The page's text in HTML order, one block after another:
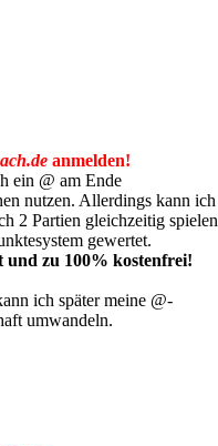
anmelden!
ein @ am Ende
nutzen. Allerdings kann ich
2 Partien gleichzeitig spielen
gewertet.
und zu 100% kostenfrei!
ich später meine @-
umwandeln.